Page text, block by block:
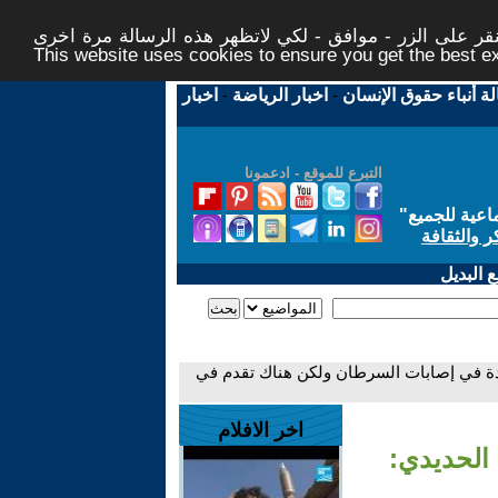
على الزر - موافق - لكي لاتظهر هذه الرسالة مرة اخرى -
This website uses cookies to ensure you get the best
أنباء حقوق الإنسان - اخبار الرياضة - اخبار
التبرع للموقع - ادعمونا
للجميع"
والثقافة
البديل
في إصابات السرطان ولكن هناك تقدم في
اخر الافلام